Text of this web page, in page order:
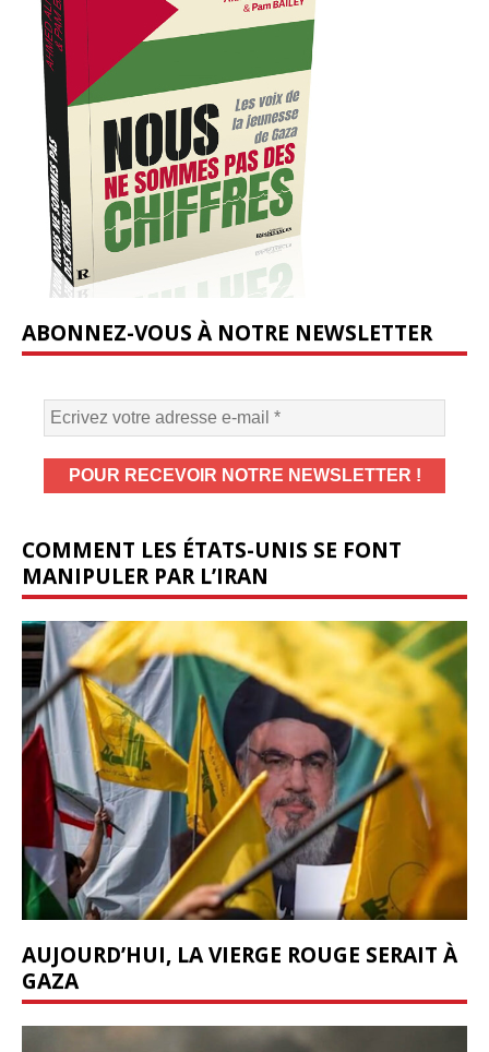
ABONNEZ-VOUS À NOTRE NEWSLETTER
COMMENT LES ÉTATS-UNIS SE FONT
MANIPULER PAR L’IRAN
AUJOURD’HUI, LA VIERGE ROUGE SERAIT À
GAZA